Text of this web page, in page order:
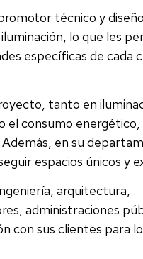
técnico y
lo que les
específicas de cada
tanto en
el consumo energético,
en su
espacios únicos y
arquitectura,
administraciones
con sus clientes para